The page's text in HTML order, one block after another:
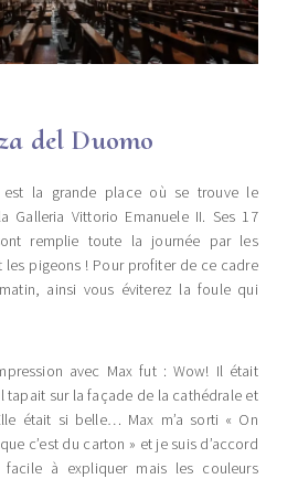
del Duomo
la grande place où se trouve le
Galleria Vittorio Emanuele II. Ses 17
remplie toute la journée par les
les pigeons ! Pour profiter de ce cadre
ainsi vous éviterez la foule qui
avec Max fut : Wow! Il était
tapait sur la façade de la cathédrale et
était si belle… Max m’a sorti « On
c’est du carton » et je suis d’accord
facile à expliquer mais les couleurs